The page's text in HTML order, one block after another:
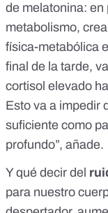
de melatonina:
metabolismo,
física-metabólica
final de la tarde,
cortisol elevado
Esto va a impedir
suficiente como
profundo”, añade.
Y qué decir del
para nuestro